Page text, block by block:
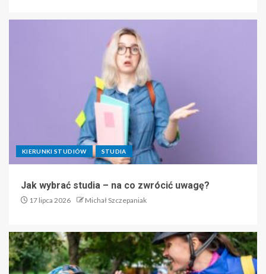
KIERUNKI STUDIÓW STUDIA
Jak wybrać studia – na co zwrócić uwagę?
17 lipca 2026 Michał Szczepaniak